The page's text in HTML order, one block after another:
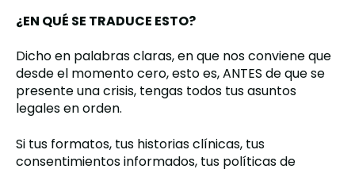
¿EN QUÉ SE TRADUCE ESTO?
Dicho en palabras claras, en que nos conviene que
desde el momento cero, esto es, ANTES de que se
presente una crisis, tengas todos tus asuntos
legales en orden.
Si tus formatos, tus historias clínicas, tus
consentimientos informados, tus políticas de